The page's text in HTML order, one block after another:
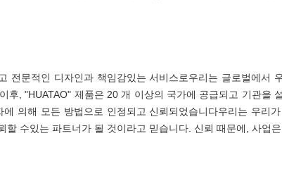
전문적인 디자인과 책임감있는 서비스로우리는 글로벌에서
후, "HUATAO" 제품은 20 개 이상의 국가에 공급되고 기관을
의해 모든 방법으로 인정되고 신뢰되었습니다우리는 우리가
할 수있는 파트너가 될 것이라고 믿습니다. 신뢰 때문에, 사업